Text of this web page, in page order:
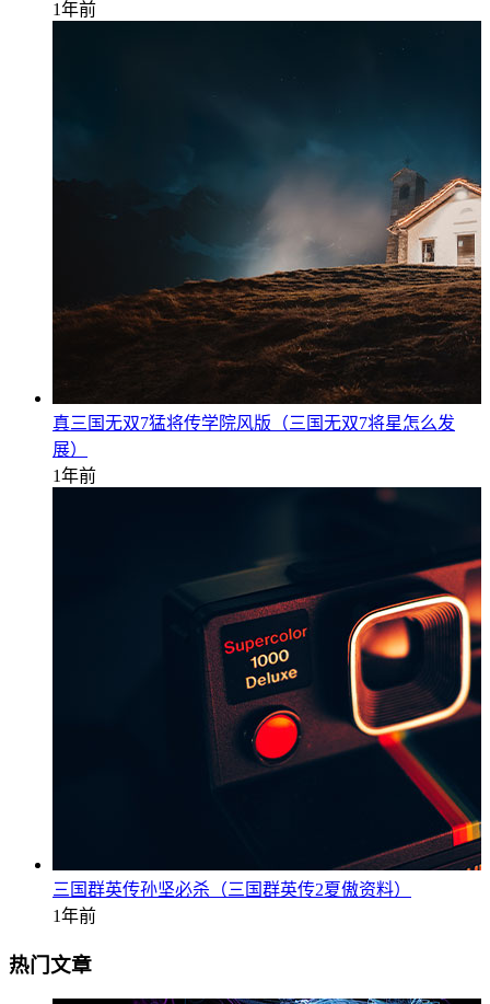
1年前
真三国无双7猛将传学院风版（三国无双7将星怎么发
展）
1年前
三国群英传孙坚必杀（三国群英传2夏傲资料）
1年前
热门文章